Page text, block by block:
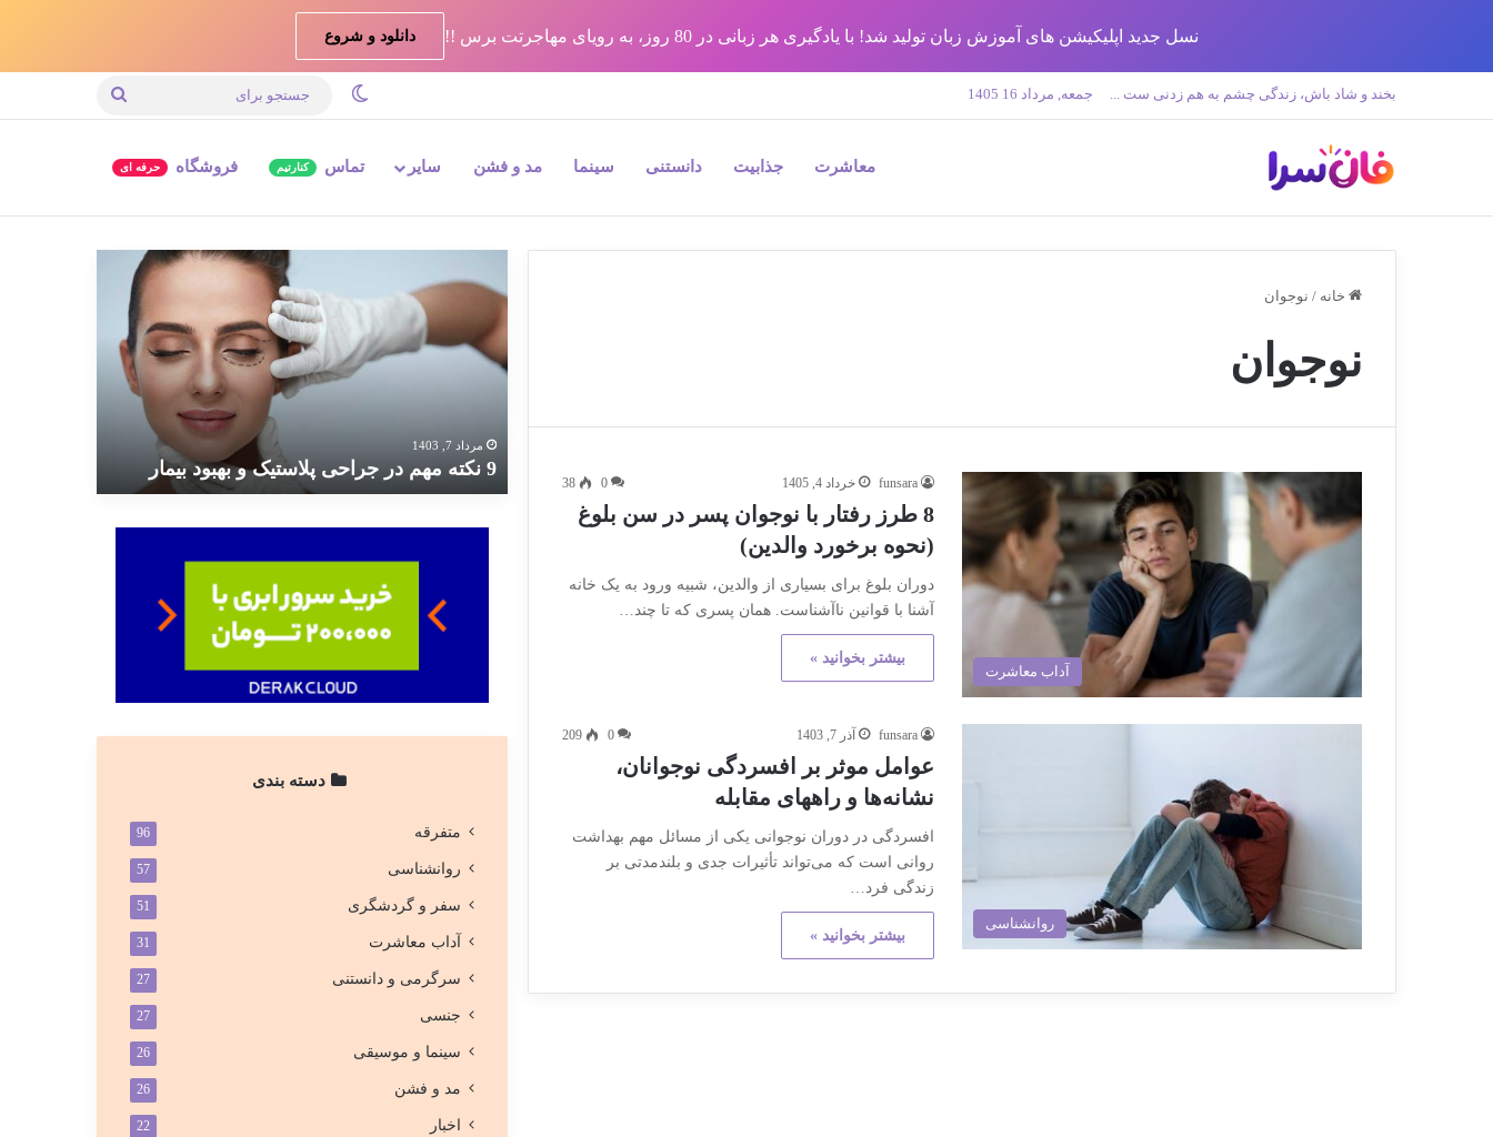
نسل جدید اپلیکیشن های آموزش زبان تولید شد! با یادگیری هر زبانی در 80 روز، به رویای مهاجرتت برس !! دانلود و شروع
بخند و شاد باش، زندگی چشم به هم زدنی ست ... جمعه, مرداد 16 1405 تغییر پوسته جستجو
معاشرت
جذابیت دانستنی سینما مد و فشن سایر تماس کنارتیم فروشگاه حرفه ای
خانه / نوجوان
نوجوان
آداب معاشرت
funsara خرداد 4, 1405 0
38
8 طرز رفتار با نوجوان پسر در سن بلوغ
(نحوه برخورد والدین)
دوران بلوغ برای بسیاری از والدین، شبیه ورود به یک خانه
آشنا با قوانین ناآشناست. همان پسری که تا چند…
بیشتر بخوانید »
روانشناسی
funsara آذر 7, 1403 0
209
عوامل موثر بر افسردگی نوجوانان،
نشانه‌ها و راههای مقابله
افسردگی در دوران نوجوانی یکی از مسائل مهم بهداشت
روانی است که می‌تواند تأثیرات جدی و بلندمدتی بر
زندگی فرد…
بیشتر بخوانید »
نکته
مهم
در
جراحی
پلاستیک
بیمارمرداد 7, 1403
9 نکته مهم در جراحی پلاستیک و بهبود بیمار
دسته بندی
متفرقه 96
روانشناسی 57
سفر و گردشگری 51
آداب معاشرت 31
سرگرمی و دانستنی 27
جنسی 27
سینما و موسیقی 26
مد و فشن 26
اخبار 22